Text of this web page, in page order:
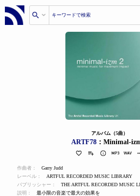
アルバム（5曲）
ARTF78 ：Minimal-
作曲者：
Garry Judd
レーベル：
ARTFUL RECORDED MUSIC LIBRARY
パブリッシャー：
THE ARTFUL RECORDED MUSIC
説明：
最小限の音楽で最大の効果を